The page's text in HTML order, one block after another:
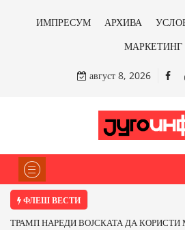
ИМПРЕСУМ АРХИВА
МАРКЕТИНГ
август 8, 2026
ФЛЕШ ВЕСТИ
ТРАМП НАРЕДИ ВОЈСКАТА ДА КОРИСТИ